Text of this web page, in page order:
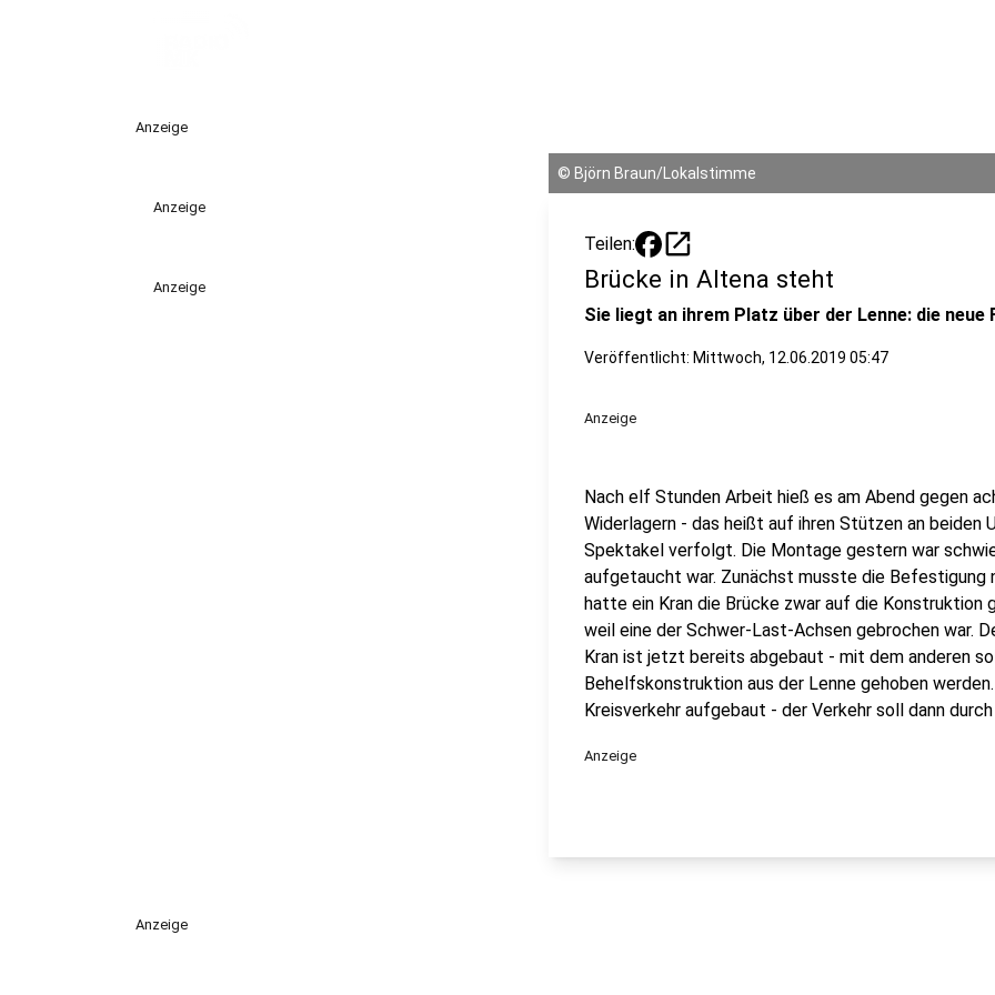
Anzeige
Anzeige
Anzeige
© Björn Braun/Lokalstimme
Teilen: open_in_new
Brücke in Altena steht
Sie liegt an ihrem Platz über der Lenne: die
Veröffentlicht: Mittwoch, 12.06.2019 05:47
Anzeige
Nach elf Stunden Arbeit hieß es am Abend gegen
Widerlagern - das heißt auf ihren Stützen an beiden
Spektakel verfolgt. Die Montage gestern war
aufgetaucht war. Zunächst musste die Befestigung
hatte ein Kran die Brücke zwar auf die Konstruktion
weil eine der Schwer-Last-Achsen gebrochen war.
Kran ist jetzt bereits abgebaut - mit dem anderen
Behelfskonstruktion aus der Lenne gehoben
Kreisverkehr aufgebaut - der Verkehr soll dann
Anzeige
Anzeige